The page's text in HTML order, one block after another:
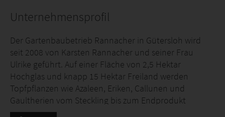
Gaultheria procumbens 'Dark Pearl' mit roten Beeren
Unternehmensprofil
Der Gartenbaubetrieb Rannacher in Gütersloh wird
seit 2008 von Karsten Rannacher und seiner Frau
Ulrike geführt. Auf einer Fläche von 2,5 Hektar
Hochglas und knapp 15 Hektar Freiland werden
Topfpflanzen wie Azaleen, Eriken, Callunen und
Gaultherien vom Steckling bis zum Endprodukt
produziert. „Die IPM bietet uns die Möglichkeit,